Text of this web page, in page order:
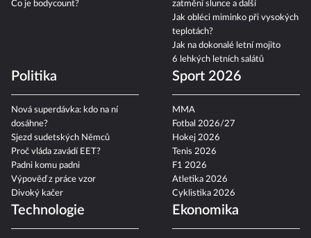
Co je bodycount?
zatmění slunce a další
Jak obléci miminko při vysokých
teplotách?
Jak na dokonalé letní mojito
6 lehkých letních salátů
Politika
Nová superdávka: kdo na ní
dosáhne?
Sjezd sudetských Němců
Proč vláda zavádí EET?
Padni komu padni
Výpověď z práce vzor
Divoký kačer
Sport 2026
MMA
Fotbal 2026/27
Hokej 2026
Tenis 2026
F1 2026
Atletika 2026
Cyklistika 2026
Technologie Ekonomika